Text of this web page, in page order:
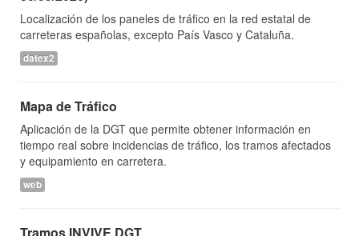
Localización de los paneles de tráfico en la red estatal de
carreteras españolas, excepto País Vasco y Cataluña.
datex2
Mapa de Tráfico
Aplicación de la DGT que permite obtener información en
tiempo real sobre incidencias de tráfico, los tramos afectados
y equipamiento en carretera.
web